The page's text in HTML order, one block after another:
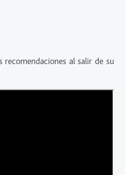
recomendaciones al salir de su